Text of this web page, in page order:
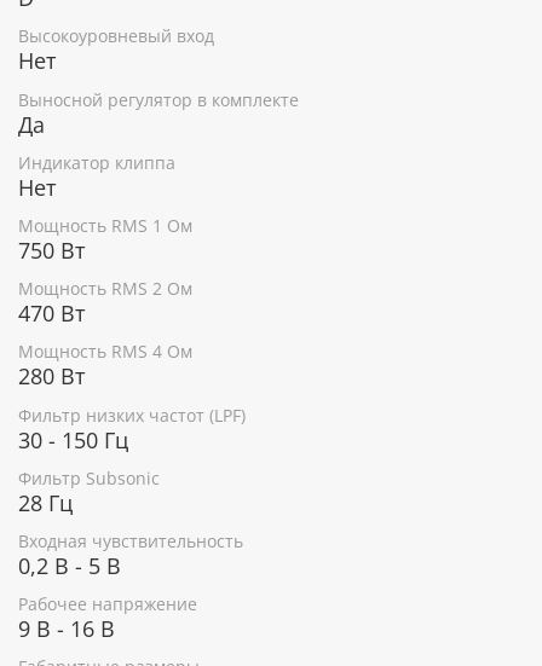
Высокоуровневый вход
Нет
Выносной регулятор в комплекте
Да
Индикатор клиппа
Нет
Мощность RMS 1 Ом
750 Вт
Мощность RMS 2 Ом
470 Вт
Мощность RMS 4 Ом
280 Вт
Фильтр низких частот (LPF)
30 - 150 Гц
Фильтр Subsonic
28 Гц
Входная чувствительность
0,2 В - 5 В
Рабочее напряжение
9 В - 16 В